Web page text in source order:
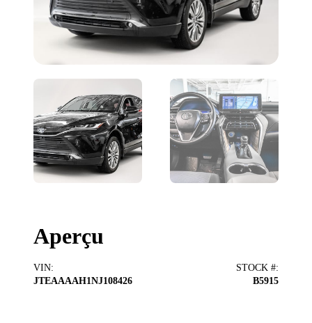
Aperçu
VIN:
JTEAAAAH1NJ108426
STOCK #:
B5915